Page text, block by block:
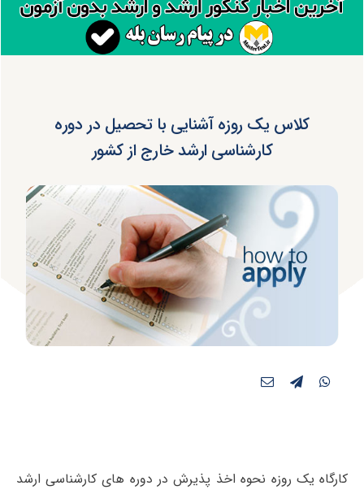
کلاس یک روزه آشنایی با تحصیل در دوره
کارشناسی ارشد خارج از کشور
کارگاه یک روزه نحوه اخذ پذیرش در دوره های کارشناسی ارشد